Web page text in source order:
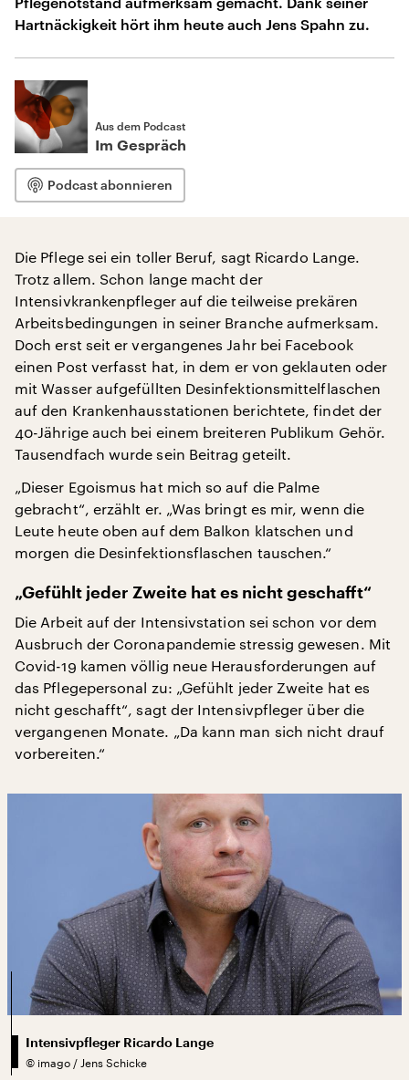
Hartnäckigkeit hört ihm heute auch Jens Spahn zu.
Aus dem Podcast
Im Gespräch
Podcast abonnieren
Die Pflege sei ein toller Beruf, sagt Ricardo Lange.
Trotz allem. Schon lange macht der
Intensivkrankenpfleger auf die teilweise prekären
Arbeitsbedingungen in seiner Branche aufmerksam.
Doch erst seit er vergangenes Jahr bei Facebook
einen Post verfasst hat, in dem er von geklauten oder
mit Wasser aufgefüllten Desinfektionsmittelflaschen
auf den Krankenhausstationen berichtete, findet der
40-Jährige auch bei einem breiteren Publikum Gehör.
Tausendfach wurde sein Beitrag geteilt.
„Dieser Egoismus hat mich so auf die Palme
gebracht“, erzählt er. „Was bringt es mir, wenn die
Leute heute oben auf dem Balkon klatschen und
morgen die Desinfektionsflaschen tauschen.“
„Gefühlt jeder Zweite hat es nicht geschafft“
Die Arbeit auf der Intensivstation sei schon vor dem
Ausbruch der Coronapandemie stressig gewesen. Mit
Covid-19 kamen völlig neue Herausforderungen auf
das Pflegepersonal zu: „Gefühlt jeder Zweite hat es
nicht geschafft“, sagt der Intensivpfleger über die
vergangenen Monate. „Da kann man sich nicht drauf
vorbereiten.“
Intensivpfleger Ricardo Lange
© imago / Jens Schicke